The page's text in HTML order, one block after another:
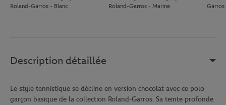
Roland-Garros - Blanc
Roland-Garros - Marine
Description détaillée
Le style tennistique se décline en version chocolat avec ce polo
garçon basique de la collection Roland-Garros. Sa teinte profonde